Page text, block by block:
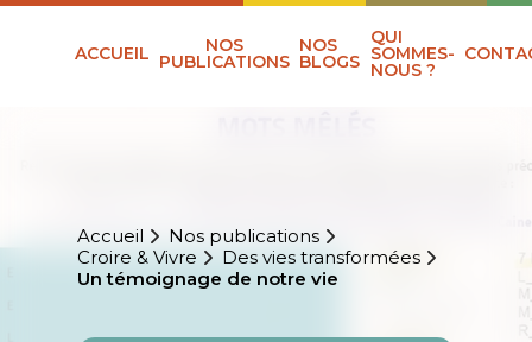
ACCUEIL NOS
PUBLICATIONS
NOS
BLOGS
QUI
SOMMES-
NOUS ?
Accueil
Nos publications
Croire & Vivre
Des vies transformées
Un témoignage de notre vie